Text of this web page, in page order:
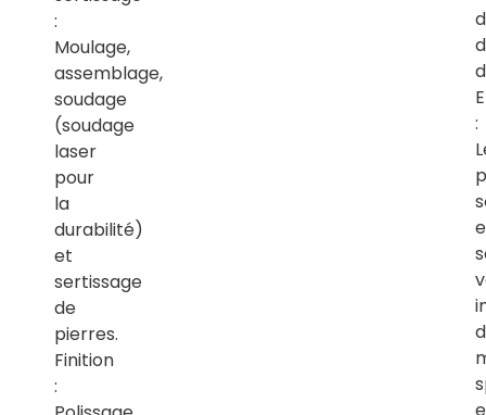
:
Moulage,
assemblage,
soudage
(soudage
laser
pour
la
durabilité)
et
sertissage
de
pierres.
Finition
:
: